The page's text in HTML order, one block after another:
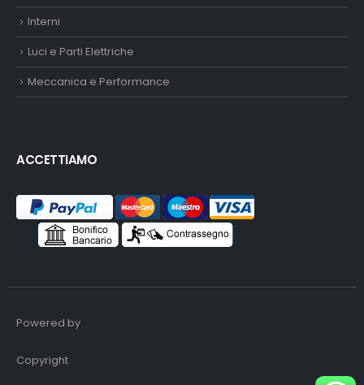
Interni
Luci e Parti Elettriche
Meccanica e Performance
ACCETTIAMO
Powered by
Copyright